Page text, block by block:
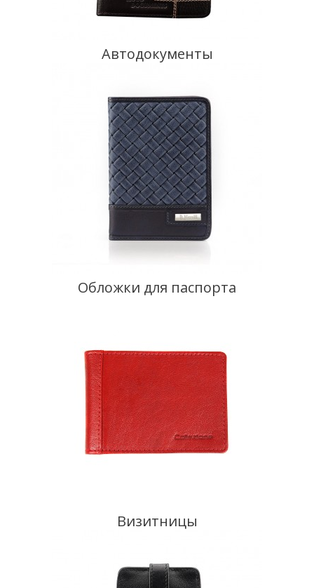
Автодокументы
Обложки для паспорта
Визитницы